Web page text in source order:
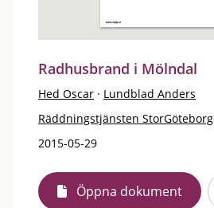
Radhusbrand i Mölndal
Hed Oscar · Lundblad Anders
Räddningstjänsten StorGöteborg
2015-05-29
Öppna dokument